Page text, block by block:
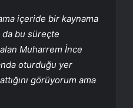
içeride bir kaynama
da bu süreçte
Muharrem İnce
oturduğu yer
görüyorum ama